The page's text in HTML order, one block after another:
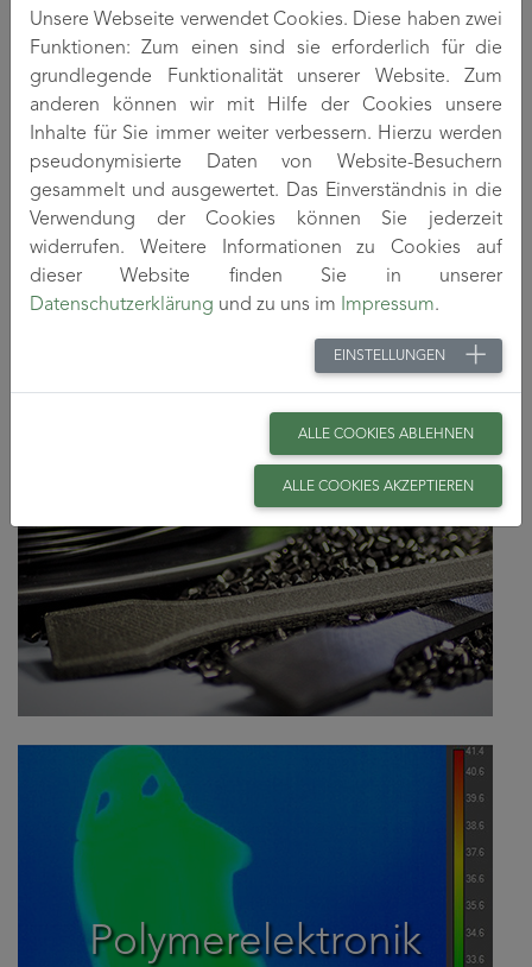
m/min (LOY, POY, HOY, FOY) und
Schmelzetemperaturen bis 480 °C,
einschließlich der
Bikomponentenschmelz­spinntechnologie
Integration von neuen biobasierten Materialien in
nachhaltige Entwicklungs- und Fertigungsprozesse
für Applikationen in der Faser- und
Polymerverarbeitungsindustrie (
Synthesechemiefür
maßgeschneidertes Funktionspolymerdesign) fokussiert.
Additive Manufacturing
Polymerelektronik
Unsere Webseite verwendet Cookies. Diese haben zwei
Funktionen: Zum einen sind sie erforderlich für die
grundlegende Funktionalität unserer Website. Zum
anderen können wir mit Hilfe der Cookies unsere
Inhalte für Sie immer weiter verbessern. Hierzu werden
pseudonymisierte Daten von Website-Besuchern
gesammelt und ausgewertet. Das Einverständnis in die
Verwendung der Cookies können Sie jederzeit
widerrufen. Weitere Informationen zu Cookies auf
dieser Website finden Sie in unserer
Datenschutzerklärung und zu uns im Impressum.
EINSTELLUNGEN
ALLE COOKIES ABLEHNEN
ALLE COOKIES AKZEPTIEREN